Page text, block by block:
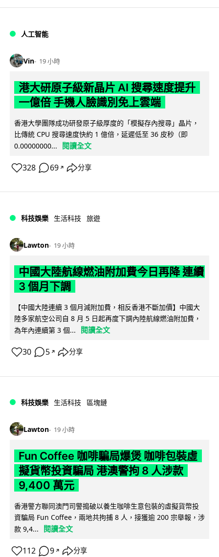
人工智能
Vin 19 小時
港大研原子級新晶片 AI 搜尋速度提升
一億倍 手機人臉識別免上雲端
香港大學團隊成功研發原子級厚度的「模擬存內搜尋」晶片，
比傳統 CPU 搜尋速度快約 1 億倍，延遲低至 36 皮秒（即
0.00000000...
閱讀全文
328 69 ↗ 分享
科技娛樂 生活科技 旅遊
Lawton 19 小時
中國大陸航線燃油附加費今日再降 連續
3 個月下調
【中國大陸連續 3 個月減附加費，相反香港不斷加價】中國大
陸多家航空公司自 8 月 5 日起再度下調內陸航線燃油附加費，
為年內連續第 3 個...
閱讀全文
30 5 ↗ 分享
科技娛樂 生活科技 區塊鏈
Lawton 19 小時
Fun Coffee 咖啡騙局爆煲 咖啡包裝虛
擬貨幣投資騙局 港澳警拘 8 人涉款
9,400 萬元
香港警方聯同澳門司警搗破以養生咖啡生意包裝的虛擬貨幣投
資騙局 Fun Coffee，兩地共拘捕 8 人，接獲逾 200 宗舉報，涉
款 9,4...
閱讀全文
112 9 ↗ 分享